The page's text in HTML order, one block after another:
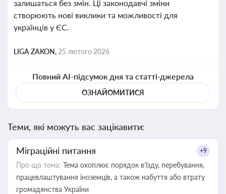
залишаться без змін. Ці законодавчі зміни
створюють нові виклики та можливості для
українців у ЄС.
LIGA ZAKON, 25 лютого 2026
Повний AI-підсумок дня та статті-джерела
ОЗНАЙОМИТИСЯ
Теми, які можуть вас зацікавити:
Міграційні питання +9
Про що тема: Тема охоплює порядок в’їзду, перебування,
працевлаштування іноземців, а також набуття або втрату
громадянства України